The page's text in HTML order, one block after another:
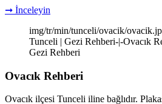
➞ İnceleyin
img/tr/min/tunceli/ovacik/
Tunceli | Gezi Rehberi-|-Ovacık
Gezi Rehberi
Ovacık Rehberi
Ovacık ilçesi Tunceli iline bağlıdır.